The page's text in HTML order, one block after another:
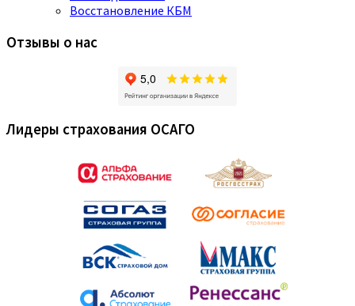
Восстановление КБМ
Отзывы о нас
Лидеры страхования ОСАГО